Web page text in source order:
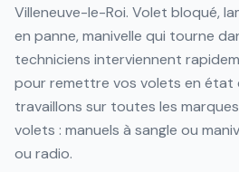
Villeneuve-le-Roi. Volet bloqué,
en panne, manivelle qui tourne
techniciens interviennent
pour remettre vos volets en état
travaillons sur toutes les
volets : manuels à sangle ou
ou radio.